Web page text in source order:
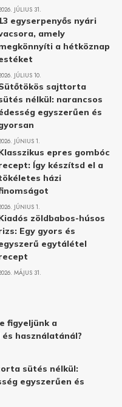
JÚLIUS 31.
egyserpenyős nyári
amely
a hétköznap
JÚLIUS 10.
sajttorta
nélkül: narancsos
egyszerűen és
JÚNIUS 1.
epres gombóc
Így készítsd el a
házi
JÚNIUS 1.
zöldbabos-húsos
Egy gyors és
egytálétel
MÁJUS 31.
figyeljünk a
használatánál?
sütés nélkül:
egyszerűen és